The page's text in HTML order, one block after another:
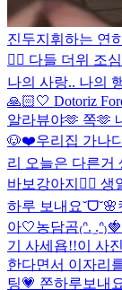
진두지휘하는 연
❤️‍🔥 다들 더위 조
나의 사랑.. 나의
🙏🏻🤍 Dotoriz
알라뷰야🫶 쪽🫶
🐶❤️우리집 가나
리 오늘은 다른거
바보강아지❤️‍🔥
하루 보내요˘ᗜ˘🌸
아🤍농담곰₍ᐢ. ̫.ᐢ₎🍓
기 사세욥!!이 사
한다면서 이자리
팅💗 쫀하루보내